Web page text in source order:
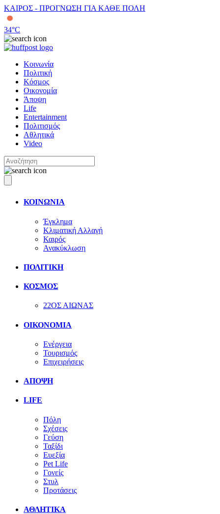
ΚΑΙΡΟΣ - ΠΡΟΓΝΩΣΗ ΓΙΑ ΚΑΘΕ ΠΟΛΗ
34°C
Κοινωνία
Πολιτική
Κόσμος
Οικονομία
Άποψη
Life
Entertainment
Πολιτισμός
Αθλητικά
Video
ΚΟΙΝΩΝΙΑ
Έγκλημα
Κλιματική Αλλαγή
Καιρός
Ανακύκλωση
ΠΟΛΙΤΙΚΗ
ΚΟΣΜΟΣ
22ΟΣ ΑΙΩΝΑΣ
ΟΙΚΟΝΟΜΙΑ
Ενέργεια
Τουρισμός
Επιχειρήσεις
ΑΠΟΨΗ
LIFE
Πόλη
Σχέσεις
Γεύση
Ταξίδι
Ευεξία
Pet Life
Γονείς
Στυλ
Προτάσεις
ΑΘΛΗΤΙΚΑ